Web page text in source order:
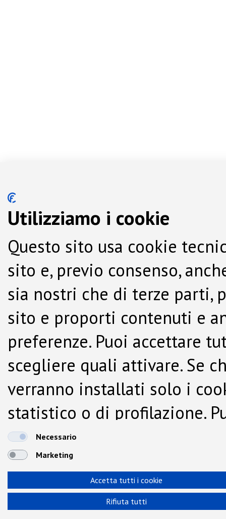
Utilizziamo i cookie
Questo sito usa cookie
sito e, previo consenso,
sia nostri che di terze parti,
sito e proporti contenuti e
preferenze. Puoi accettare
scegliere quali attivare. Se
verranno installati solo i
statistico o di profilazione.
dalla Cookie Policy.
Necessario
Marketing
Accetta tutti i cookie
Rifiuta tutti